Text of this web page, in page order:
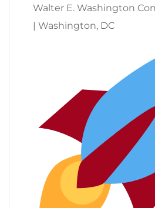
Walter E. Washington
| Washington, DC